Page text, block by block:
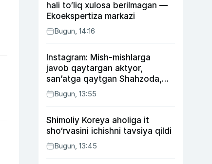
hali to‘liq xulosa berilmagan —
Ekoekspertiza markazi
Bugun, 14:16
Instagram: Mish-mishlarga
javob qaytargan aktyor,
san’atga qaytgan Shahzoda,
yo‘lga asfalt yotqizgan
Jahongir Otajonov
Bugun, 13:55
Shimoliy Koreya aholiga it
sho‘rvasini ichishni tavsiya qildi
Bugun, 13:45